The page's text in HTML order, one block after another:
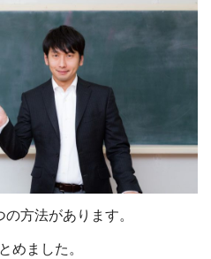
方法があります。
めました。